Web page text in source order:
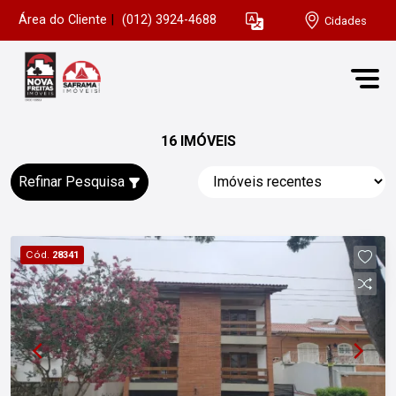
Área do Cliente (012) 3924-4688 Cidades
16 IMÓVEIS
Refinar Pesquisa
Cód. 28341